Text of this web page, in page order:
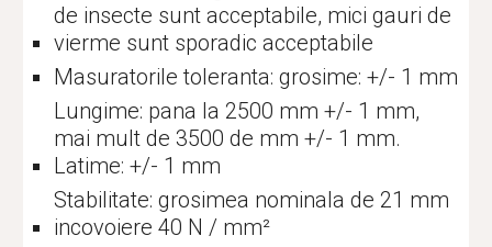
de insecte sunt acceptabile, mici gauri de
vierme sunt sporadic acceptabile
Masuratorile toleranta: grosime: +/- 1 mm
Lungime: pana la 2500 mm +/- 1 mm,
mai mult de 3500 de mm +/- 1 mm.
Latime: +/- 1 mm
Stabilitate: grosimea nominala de 21 mm
incovoiere 40 N / mm²